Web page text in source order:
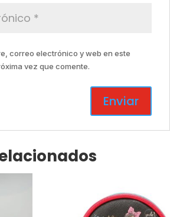
correo electrónico y web en este
vez que comente.